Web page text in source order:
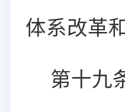
体系改革
第十九